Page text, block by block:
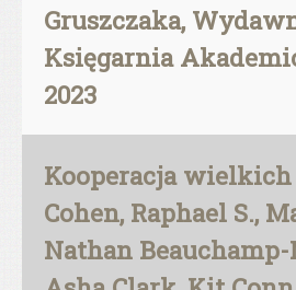
Gruszczaka,
Księgarnia
2023
Kooperacja
Cohen, Raphael S.,
Nathan